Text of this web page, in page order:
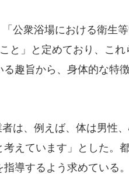
公衆浴場における衛生
と」と定めており、こ
る趣旨から、身体的な特
は、例えば、体は男性
えています」とした。
導するよう求めている。